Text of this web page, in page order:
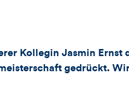
Kollegin Jasmin Ernst
gedrückt.